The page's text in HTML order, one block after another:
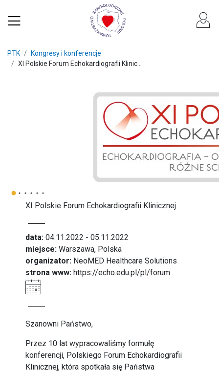
PTK
Kongresy i konferencje
XI Polskie Forum Echokardiografii Klinic...
XI Polskie Forum Echokardiografii Klinicznej
data: 04.11.2022 - 05.11.2022
miejsce: Warszawa, Polska
organizator: NeoMED Healthcare Solutions
strona www: https://echo.edu.pl/pl/forum
Szanowni Państwo,
Przez 10 lat wypracowaliśmy formułę
konferencji, Polskiego Forum Echokardiografii
Klinicznej, która spotkała się Państwa